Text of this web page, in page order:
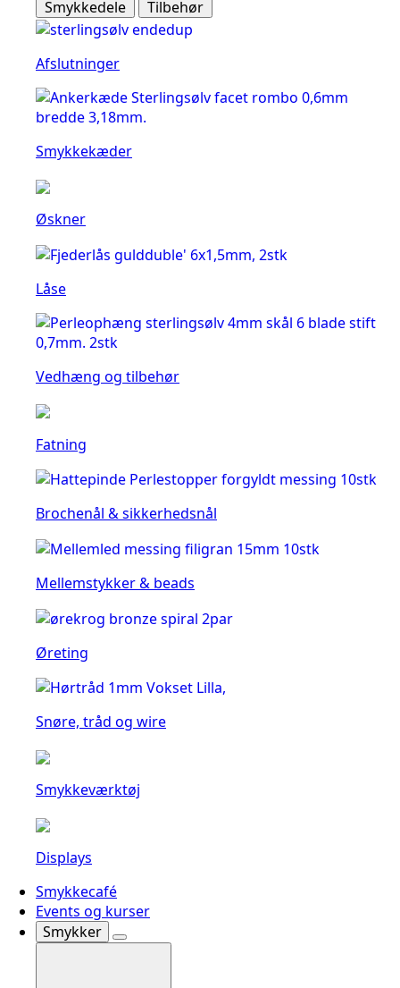
Smykkedele Tilbehør
Afslutninger
Smykkekæder
Øskner
Låse
Vedhæng og tilbehør
Fatning
Brochenål & sikkerhedsnål
Mellemstykker & beads
Øreting
Snøre, tråd og wire
Smykkeværktøj
Displays
Smykkecafé
Events og kurser
Smykker